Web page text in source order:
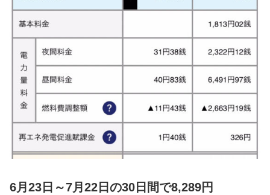
6月23日～7月22日の30日間で8,289円